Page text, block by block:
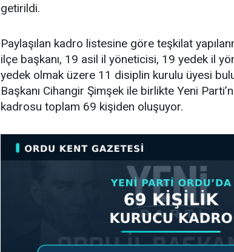
getirildi.
Paylaşılan kadro listesine göre teşkilat
ilçe başkanı, 19 asil il yöneticisi, 19 yedek il
yedek olmak üzere 11 disiplin kurulu üyesi
Başkanı Cihangir Şimşek ile birlikte Yeni
kadrosu toplam 69 kişiden oluşuyor.